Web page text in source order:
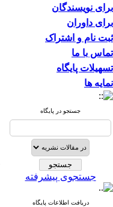
برای نویسندگان
برای داوران
ثبت نام و اشتراک
تماس با ما
تسهیلات پایگاه
نمایه ها
جستجو در پایگاه
جستجوی پیشرفته
دریافت اطلاعات پایگاه